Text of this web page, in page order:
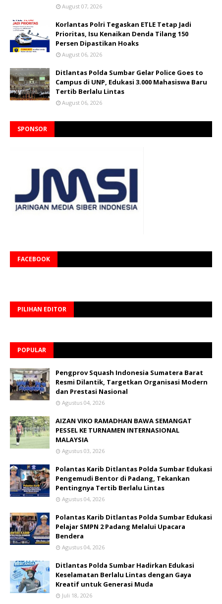
August 07, 2026
Korlantas Polri Tegaskan ETLE Tetap Jadi
Prioritas, Isu Kenaikan Denda Tilang 150
Persen Dipastikan Hoaks
August 06, 2026
Ditlantas Polda Sumbar Gelar Police Goes to
Campus di UNP, Edukasi 3.000 Mahasiswa Baru
Tertib Berlalu Lintas
August 06, 2026
SPONSOR
FACEBOOK
PILIHAN EDITOR
POPULAR
Pengprov Squash Indonesia Sumatera Barat
Resmi Dilantik, Targetkan Organisasi Modern
dan Prestasi Nasional
Agustus 04, 2026
AIZAN VIKO RAMADHAN BAWA SEMANGAT
PESSEL KE TURNAMEN INTERNASIONAL
MALAYSIA
Agustus 03, 2026
Polantas Karib Ditlantas Polda Sumbar Edukasi
Pengemudi Bentor di Padang, Tekankan
Pentingnya Tertib Berlalu Lintas
Agustus 04, 2026
Polantas Karib Ditlantas Polda Sumbar Edukasi
Pelajar SMPN 2 Padang Melalui Upacara
Bendera
Agustus 04, 2026
Ditlantas Polda Sumbar Hadirkan Edukasi
Keselamatan Berlalu Lintas dengan Gaya
Kreatif untuk Generasi Muda
Juli 18, 2026